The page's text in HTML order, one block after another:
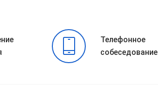
Телефонное
собеседование